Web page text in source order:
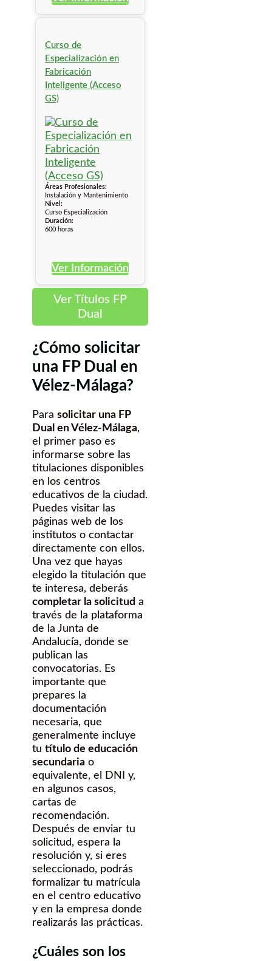
Curso de
Especialización en
Fabricación
Inteligente (Acceso
GS)
Áreas Profesionales:
Instalación y Mantenimiento
Nivel:
Curso Especialización
Duración:
600 horas
Ver Información
Ver Títulos FP
Dual
¿Cómo solicitar
una FP Dual en
Vélez-Málaga?
Para solicitar una FP
Dual en Vélez-Málaga,
el primer paso es
informarse sobre las
titulaciones disponibles
en los centros
educativos de la ciudad.
Puedes visitar las
páginas web de los
institutos o contactar
directamente con ellos.
Una vez que hayas
elegido la titulación que
te interesa, deberás
completar la solicitud a
través de la plataforma
de la Junta de
Andalucía, donde se
publican las
convocatorias. Es
importante que
prepares la
documentación
necesaria, que
generalmente incluye
tu título de educación
secundaria o
equivalente, el DNI y,
en algunos casos,
cartas de
recomendación.
Después de enviar tu
solicitud, espera la
resolución y, si eres
seleccionado, podrás
formalizar tu matrícula
en el centro educativo
y en la empresa donde
realizarás las prácticas.
¿Cuáles son los